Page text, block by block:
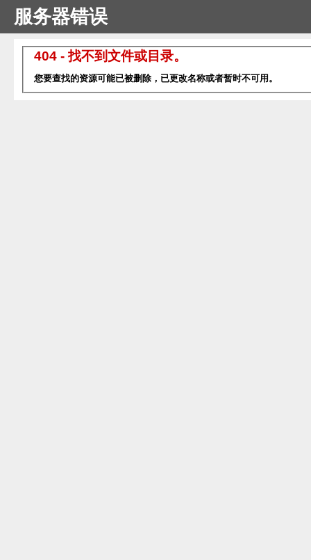
服务器错误
404 - 找不到文件或目录。
您要查找的资源可能已被删除，已更改名称或者暂时不可用。